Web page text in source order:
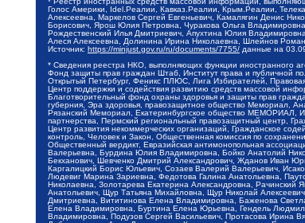
Голос Америки, Idel.Реалии, Кавказ.Реалии, Крым.Реалии,
Алексеевна, Маркелов Сергей Евгеньевич, Камалягин Денис
Борисович, Ярош Юлия Петровна, Чуракова Ольга
Рождественский Илья Дмитриевич, Апухтина Юлия
Алеся Алексеевна, Долинина Ирина Николаевна, Шлейнов
Источник: https://minjust.gov.ru/ru/documents/7755/ данные на
* Сведения реестра НКО, выполняющих функции иностранного
Фонд защиты прав граждан Штаб, Институт права и публичной
Открытый Петербург, Феникс ПЛЮС, Лига Избирателей,
Центр поддержки и содействия развитию средств массовой
Благотворительный фонд охраны здоровья и защиты прав
губерния, Эра здоровья, правозащитное общество Мемориал,
Рязанский Мемориал, Екатеринбургское общество МЕМОРИАЛ,
партнерства, Пермский региональный правозащитный центр,
Центр развития некоммерческих организаций, Гражданское
контроль, Человек и Закон, Общественная комиссия по
Общественный вердикт, Евразийская антимонопольная
Валерьевна, Бурдина Юлия Владимировна, Бойко Анатолий
Бекханович, Шевченко Дмитрий Александрович, Жданов Иван
Каргалицкий Борис Юльевич, Созаев Валерий Валерьевич,
Людевиг Марина Зариевна, Федотова Галина Анатольевна,
Николаевна, Золотарева Екатерина Александровна,
Анатольевич, Щур Татьяна Михайловна, Щур Николай
Дмитриевна, Вититинова Елена Владимировна, Баженова
Елена Владимировна, Буртина Елена Юрьевна, Гендель
Владимировна, Подузов Сергей Васильевич, Протасова Ирина